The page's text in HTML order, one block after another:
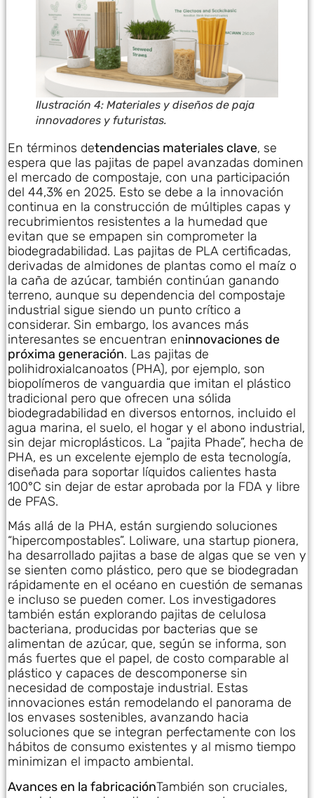
Ilustración 4: Materiales y diseños de paja
innovadores y futuristas.
En términos detendencias materiales clave, se
espera que las pajitas de papel avanzadas dominen
el mercado de compostaje, con una participación
del 44,3% en 2025. Esto se debe a la innovación
continua en la construcción de múltiples capas y
recubrimientos resistentes a la humedad que
evitan que se empapen sin comprometer la
biodegradabilidad. Las pajitas de PLA certificadas,
derivadas de almidones de plantas como el maíz o
la caña de azúcar, también continúan ganando
terreno, aunque su dependencia del compostaje
industrial sigue siendo un punto crítico a
considerar. Sin embargo, los avances más
interesantes se encuentran eninnovaciones de
próxima generación. Las pajitas de
polihidroxialcanoatos (PHA), por ejemplo, son
biopolímeros de vanguardia que imitan el plástico
tradicional pero que ofrecen una sólida
biodegradabilidad en diversos entornos, incluido el
agua marina, el suelo, el hogar y el abono industrial,
sin dejar microplásticos. La “pajita Phade”, hecha de
PHA, es un excelente ejemplo de esta tecnología,
diseñada para soportar líquidos calientes hasta
100°C sin dejar de estar aprobada por la FDA y libre
de PFAS.
Más allá de la PHA, están surgiendo soluciones
“hipercompostables”. Loliware, una startup pionera,
ha desarrollado pajitas a base de algas que se ven y
se sienten como plástico, pero que se biodegradan
rápidamente en el océano en cuestión de semanas
e incluso se pueden comer. Los investigadores
también están explorando pajitas de celulosa
bacteriana, producidas por bacterias que se
alimentan de azúcar, que, según se informa, son
más fuertes que el papel, de costo comparable al
plástico y capaces de descomponerse sin
necesidad de compostaje industrial. Estas
innovaciones están remodelando el panorama de
los envases sostenibles, avanzando hacia
soluciones que se integran perfectamente con los
hábitos de consumo existentes y al mismo tiempo
minimizan el impacto ambiental.
Avances en la fabricaciónTambién son cruciales,